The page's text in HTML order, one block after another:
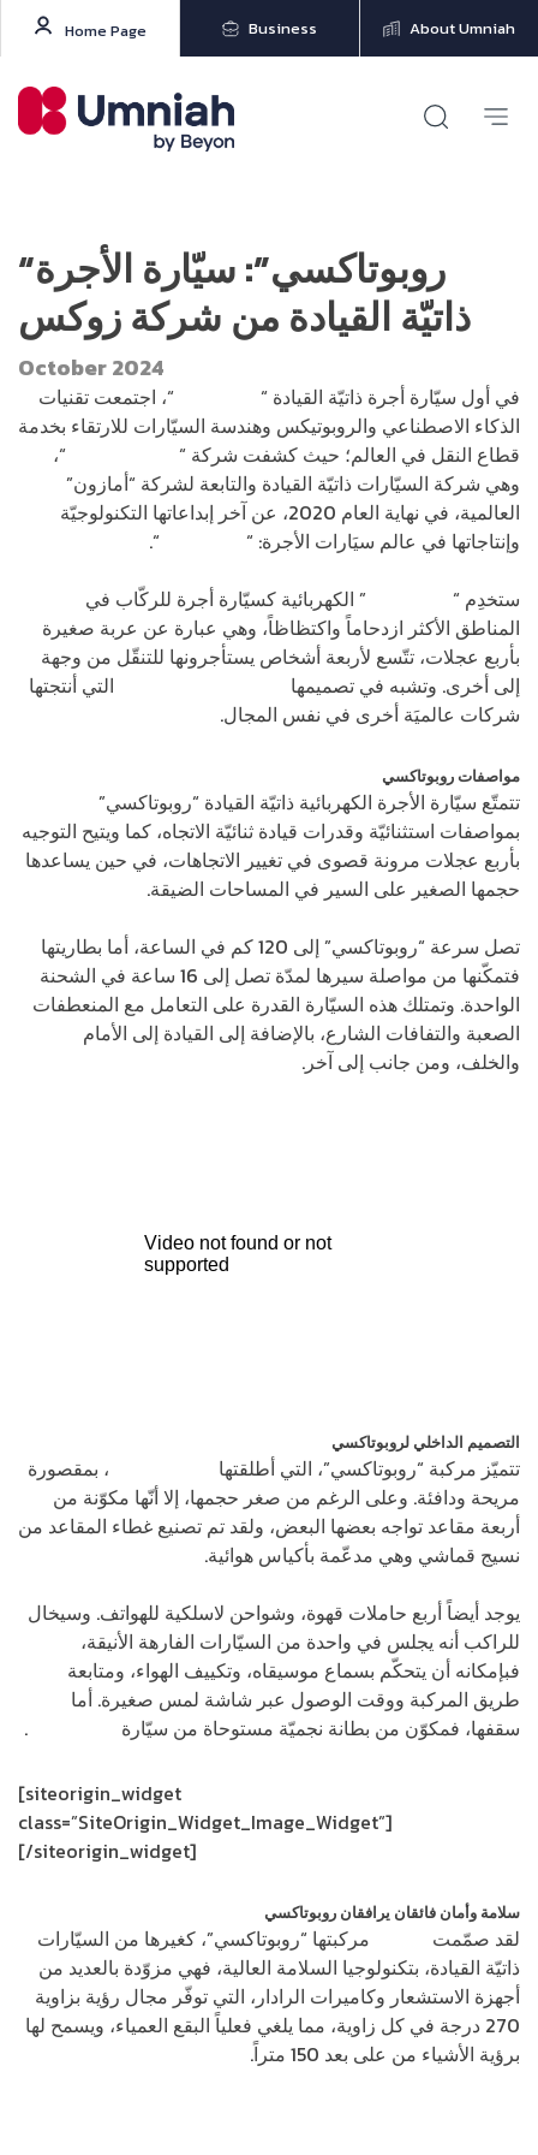
Home Page Business About Umniah
“روبوتاكسي”: سيّارة الأجرة
ذاتيّة القيادة من شركة زوكس
October 2024
في أول سيّارة أجرة ذاتيّة القيادة “
“، اجتمعت تقنيات
الذكاء الاصطناعي والروبوتيكس وهندسة السيّارات للارتقاء بخدمة
قطاع النقل في العالم؛ حيث كشفت شركة “
“،
وهي شركة السيّارات ذاتيّة القيادة والتابعة لشركة “أمازون”
العالمية، في نهاية العام 2020، عن آخر إبداعاتها التكنولوجيّة
وإنتاجاتها في عالم سيَارات الأجرة: “
“.
ستخدِم “
” الكهربائية كسيّارة أجرة للركّاب في
المناطق الأكثر ازدحاماً واكتظاظاً، وهي عبارة عن عربة صغيرة
بأربع عجلات، تتّسع لأربعة أشخاص يستأجرونها للتنقّل من وجهة
إلى أخرى. وتشبه في تصميمها
التي أنتجتها
شركات عالميَة أخرى في نفس المجال.
مواصفات روبوتاكسي
تتمتّع سيّارة الأجرة الكهربائية ذاتيّة القيادة “روبوتاكسي”
بمواصفات استثنائيّة وقدرات قيادة ثنائيّة الاتجاه، كما ويتيح التوجيه
بأربع عجلات مرونة قصوى في تغيير الاتجاهات، في حين يساعدها
حجمها الصغير على السير في المساحات الضيقة.
تصل سرعة “روبوتاكسي” إلى 120 كم في الساعة، أما بطاريتها
فتمكّنها من مواصلة سيرها لمدّة تصل إلى 16 ساعة في الشحنة
الواحدة. وتمتلك هذه السيّارة القدرة على التعامل مع المنعطفات
الصعبة والتفافات الشارع، بالإضافة إلى القيادة إلى الأمام
والخلف، ومن جانب إلى آخر.
التصميم الداخلي لروبوتاكسي
تتميّز مركبة “روبوتاكسي”، التي أطلقتها
، بمقصورة
مريحة ودافئة. وعلى الرغم من صغر حجمها، إلا أنّها مكوّنة من
أربعة مقاعد تواجه بعضها البعض، ولقد تم تصنيع غطاء المقاعد من
نسيج قماشي وهي مدعّمة بأكياس هوائية.
يوجد أيضاً أربع حاملات قهوة، وشواحن لاسلكية للهواتف. وسيخال
للراكب أنه يجلس في واحدة من السيّارات الفارهة الأنيقة،
فبإمكانه أن يتحكّم بسماع موسيقاه، وتكييف الهواء، ومتابعة
طريق المركبة ووقت الوصول عبر شاشة لمس صغيرة. أما
سقفها، فمكوّن من بطانة نجميّة مستوحاة من سيّارة
.
[siteorigin_widget
class=”SiteOrigin_Widget_Image_Widget”]
[/siteorigin_widget]
سلامة وأمان فائقان يرافقان روبوتاكسي
لقد صمّمت
مركبتها “روبوتاكسي”، كغيرها من السيّارات
ذاتيّة القيادة، بتكنولوجيا السلامة العالية، فهي مزوّدة بالعديد من
أجهزة الاستشعار وكاميرات الرادار، التي توفّر مجال رؤية بزاوية
270 درجة في كل زاوية، مما يلغي فعلياً البقع العمياء، ويسمح لها
برؤية الأشياء من على بعد 150 متراً.